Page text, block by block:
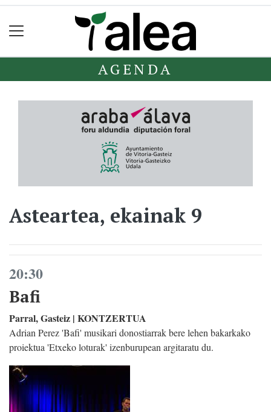
AGENDA
Asteartea, ekainak 9
20:30
Bafi
Parral, Gasteiz | KONTZERTUA
Adrian Perez 'Bafi' musikari donostiarrak bere lehen bakarkako
proiektua 'Etxeko loturak' izenburupean argitaratu du.